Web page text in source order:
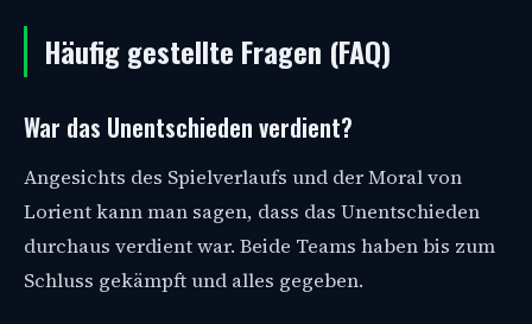
Häufig gestellte Fragen (FAQ)
War das Unentschieden verdient?
Angesichts des Spielverlaufs und der Moral von
Lorient kann man sagen, dass das Unentschieden
durchaus verdient war. Beide Teams haben bis zum
Schluss gekämpft und alles gegeben.